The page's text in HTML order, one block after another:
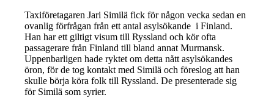
Taxiföretagaren Jari Similä fick för någon vecka sedan en
ovanlig förfrågan från ett antal asylsökande i Finland.
Han har ett giltigt visum till Ryssland och kör ofta
passagerare från Finland till bland annat Murmansk.
Uppenbarligen hade ryktet om detta nått asylsökandes
öron, för de tog kontakt med Similä och föreslog att han
skulle börja köra folk till Ryssland. De presenterade sig
för Similä som syrier.